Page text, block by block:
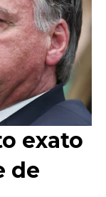
exato
de